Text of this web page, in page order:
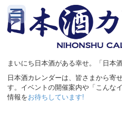
まいにち日本酒がある幸せ。「日本
日本酒カレンダーは、皆さまから寄
す。イベントの開催案内や「こんな
情報をお待ちしています!